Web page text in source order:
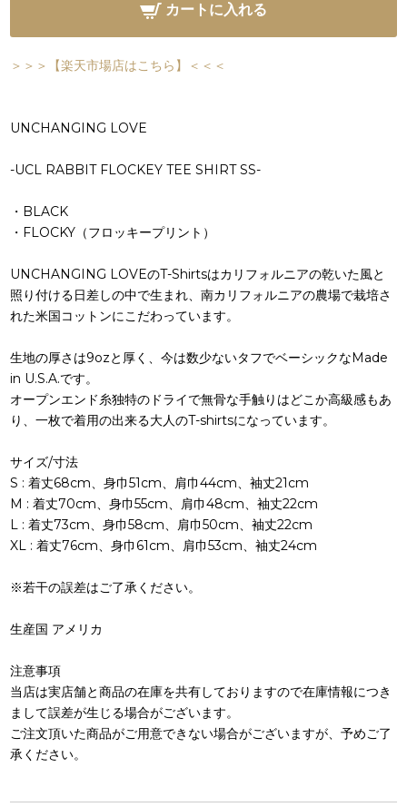
カートに入れる
＞＞＞【楽天市場店はこちら】＜＜＜
UNCHANGING LOVE
-UCL RABBIT FLOCKEY TEE SHIRT SS-
・BLACK
・FLOCKY（フロッキープリント）
UNCHANGING LOVEのT-Shirtsはカリフォルニアの乾いた風と
照り付ける日差しの中で生まれ、南カリフォルニアの農場で栽培さ
れた米国コットンにこだわっています。
生地の厚さは9ozと厚く、今は数少ないタフでベーシックなMade
in U.S.A.です。
オープンエンド糸独特のドライで無骨な手触りはどこか高級感もあ
り、一枚で着用の出来る大人のT-shirtsになっています。
サイズ/寸法
S : 着丈68cm、身巾51cm、肩巾44cm、袖丈21cm
M : 着丈70cm、身巾55cm、肩巾48cm、袖丈22cm
L : 着丈73cm、身巾58cm、肩巾50cm、袖丈22cm
XL : 着丈76cm、身巾61cm、肩巾53cm、袖丈24cm
※若干の誤差はご了承ください。
生産国 アメリカ
注意事項
当店は実店舗と商品の在庫を共有しておりますので在庫情報につき
まして誤差が生じる場合がございます。
ご注文頂いた商品がご用意できない場合がございますが、予めご了
承ください。